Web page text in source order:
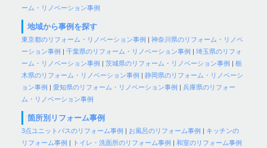
ーム・リノベーション事例
地域から事例を探す
東京都のリフォーム・リノベーション事例 |神奈川県のリフォーム・リノベ
ーション事例 |千葉県のリフォーム・リノベーション事例 |埼玉県のリフォ
ーム・リノベーション事例 |茨城県のリフォーム・リノベーション事例 |栃
木県のリフォーム・リノベーション事例 |静岡県のリフォーム・リノベーシ
ョン事例 |愛知県のリフォーム・リノベーション事例 |兵庫県のリフォー
ム・リノベーション事例
箇所別リフォーム事例
3点ユニットバスのリフォーム事例 | お風呂のリフォーム事例 | キッチンの
リフォーム事例 | トイレ・洗面所のリフォーム事例 |和室のリフォーム事例